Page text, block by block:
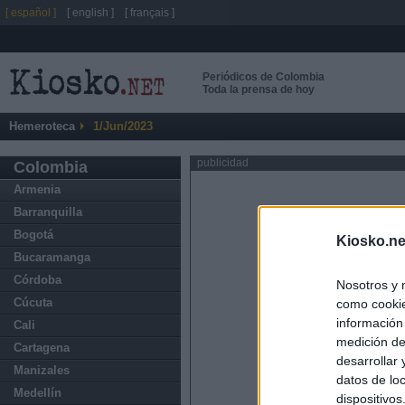
Nosotros y
como
medición
desarrollar
datos de
Periódicos de Colombia
Toda la prensa de hoy
Hemeroteca 1/Jun/2023
Colombia
Armenia
Barranquilla
Bogotá
Bucaramanga
Córdoba
Cúcuta
Cali
Cartagena
Manizales
Medellín
publicidad
[ español ] [ english ] [ français ]